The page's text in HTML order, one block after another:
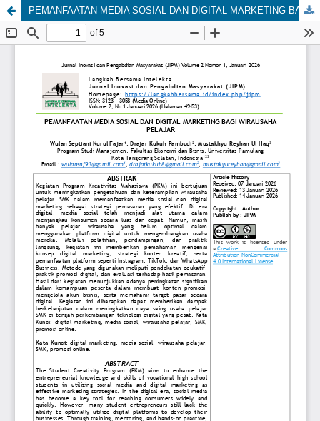
PEMANFAATAN MEDIA SOSIAL DAN DIGITAL MARKETING BAGI WIRAUSAHA PELAJAR